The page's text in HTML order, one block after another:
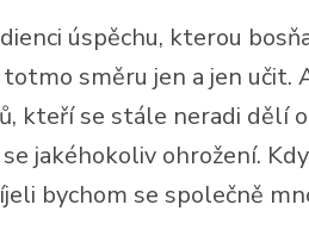
úspěchu, kterou
směru jen a jen
kteří se stále neradi dělí
jakéhokoliv ohrožení.
bychom se společně